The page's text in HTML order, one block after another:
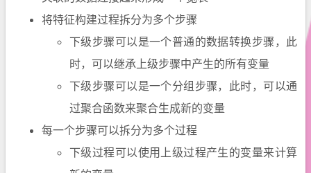
将特征构建过程拆分为多个步骤
下级步骤可以是一个普通的数据转换步骤，此
时，可以继承上级步骤中产生的所有变量
下级步骤可以是一个分组步骤，此时，可以通
过聚合函数来聚合生成新的变量
每一个步骤可以拆分为多个过程
下级过程可以使用上级过程产生的变量来计算